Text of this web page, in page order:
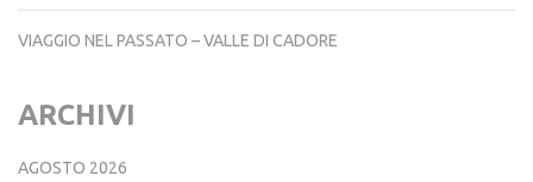
VIAGGIO NEL PASSATO – VALLE DI CADORE
ARCHIVI
AGOSTO 2026